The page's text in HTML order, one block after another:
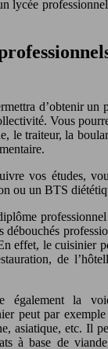
lycée
d’obtenir un
Vous
le traiteur, la
vos études,
ou un BTS
débouchés
effet, le cuisinier
de
également la
peut par
asiatique, etc. Il
à base de